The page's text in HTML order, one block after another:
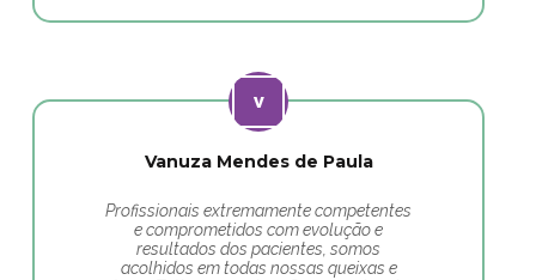
Vanuza Mendes de Paula
Profissionais extremamente competentes
e comprometidos com evolução e
resultados dos pacientes, somos
acolhidos em todas nossas queixas e